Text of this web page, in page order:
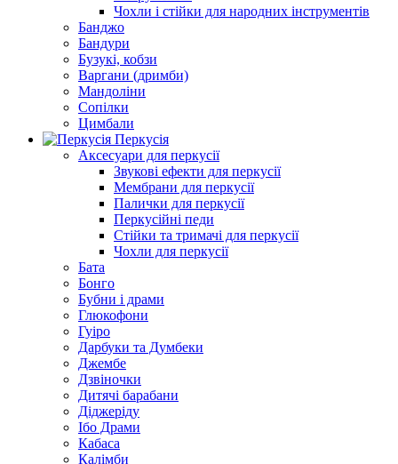
Чохли і стійки для народних інструментів
Банджо
Бандури
Бузукі, кобзи
Варгани (дримби)
Мандоліни
Сопілки
Цимбали
Перкусія
Аксесуари для перкусії
Звукові ефекти для перкусії
Мембрани для перкусії
Палички для перкусії
Перкусійні педи
Стійки та тримачі для перкусії
Чохли для перкусії
Бата
Бонго
Бубни і драми
Глюкофони
Гуіро
Дарбуки та Думбеки
Джембе
Дзвіночки
Дитячі барабани
Діджеріду
Ібо Драми
Кабаса
Калімби